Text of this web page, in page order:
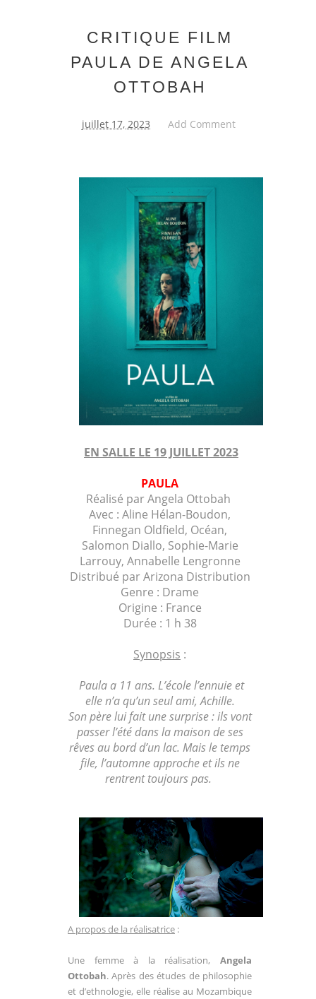
CRITIQUE FILM
PAULA DE ANGELA
OTTOBAH
juillet 17, 2023 Add Comment
EN SALLE LE 19 JUILLET 2023
PAULA
Réalisé parAngela Ottobah
Avec : Aline Hélan-Boudon,
Finnegan Oldfield, Océan,
Salomon Diallo, Sophie-Marie
Larrouy, Annabelle Lengronne
Distribué par Arizona Distribution
Genre : Drame
Origine : France
Durée : 1 h 38
Synopsis :
Paula a 11 ans. L’école l’ennuie et
elle n’a qu’un seul ami, Achille.
Son père lui fait une surprise : ils vont
passer l’été dans la maison de ses
rêves au bord d’un lac. Mais le temps
file, l’automne approche et ils ne
rentrent toujours pas.
A propos de la réalisatrice :
Une femme à la réalisation, Angela
Ottobah. Après des études de philosophie
et d’ethnologie, elle réalise au Mozambique